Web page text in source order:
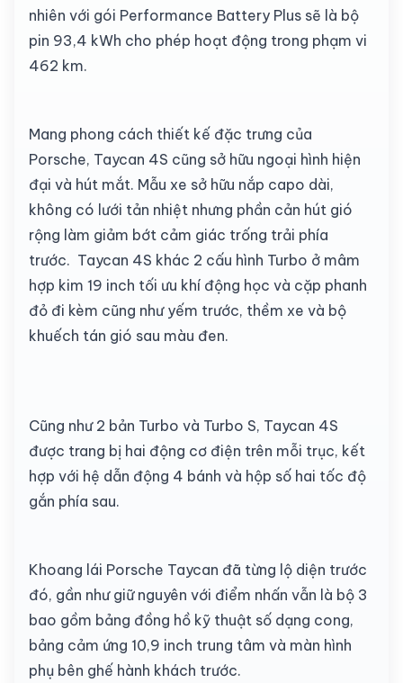
nhiên với gói Performance Battery Plus sẽ là bộ
pin 93,4 kWh cho phép hoạt động trong phạm vi
462 km.
Mang phong cách thiết kế đặc trưng của
Porsche, Taycan 4S cũng sở hữu ngoại hình hiện
đại và hút mắt. Mẫu xe sở hữu nắp capo dài,
không có lưới tản nhiệt nhưng phần cản hút gió
rộng làm giảm bớt cảm giác trống trải phía
trước. Taycan 4S khác 2 cấu hình Turbo ở mâm
hợp kim 19 inch tối ưu khí động học và cặp phanh
đỏ đi kèm cũng như yếm trước, thềm xe và bộ
khuếch tán gió sau màu đen.
Cũng như 2 bản Turbo và Turbo S, Taycan 4S
được trang bị hai động cơ điện trên mỗi trục, kết
hợp với hệ dẫn động 4 bánh và hộp số hai tốc độ
gắn phía sau.
Khoang lái Porsche Taycan đã từng lộ diện trước
đó, gần như giữ nguyên với điểm nhấn vẫn là bộ 3
bao gồm bảng đồng hồ kỹ thuật số dạng cong,
bảng cảm ứng 10,9 inch trung tâm và màn hình
phụ bên ghế hành khách trước.